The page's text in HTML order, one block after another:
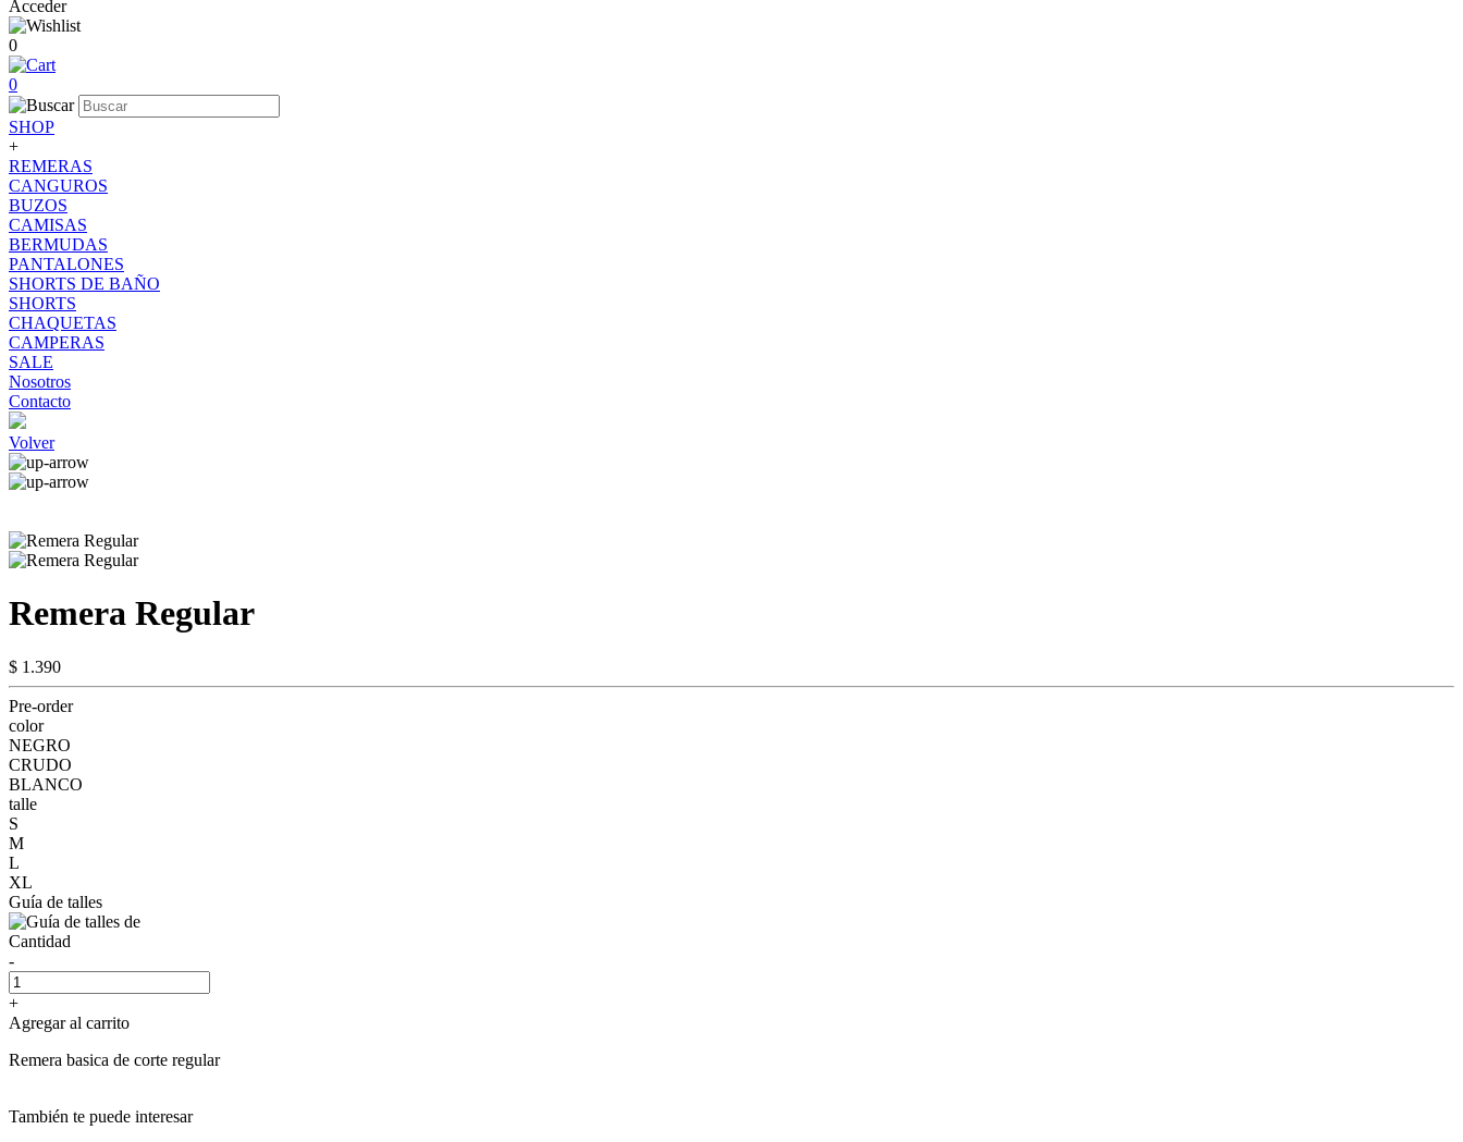
Acceder
0
0
SHOP
+
REMERAS
CANGUROS
BUZOS
CAMISAS
BERMUDAS
PANTALONES
SHORTS DE BAÑO
SHORTS
CHAQUETAS
CAMPERAS
SALE
Nosotros
Contacto
Volver
Remera Regular
$ 1.390
Pre-order
color
NEGRO
CRUDO
BLANCO
talle
S
M
L
XL
Guía de talles
Cantidad
-
+
Agregar al carrito
Remera basica de corte regular
También te puede interesar